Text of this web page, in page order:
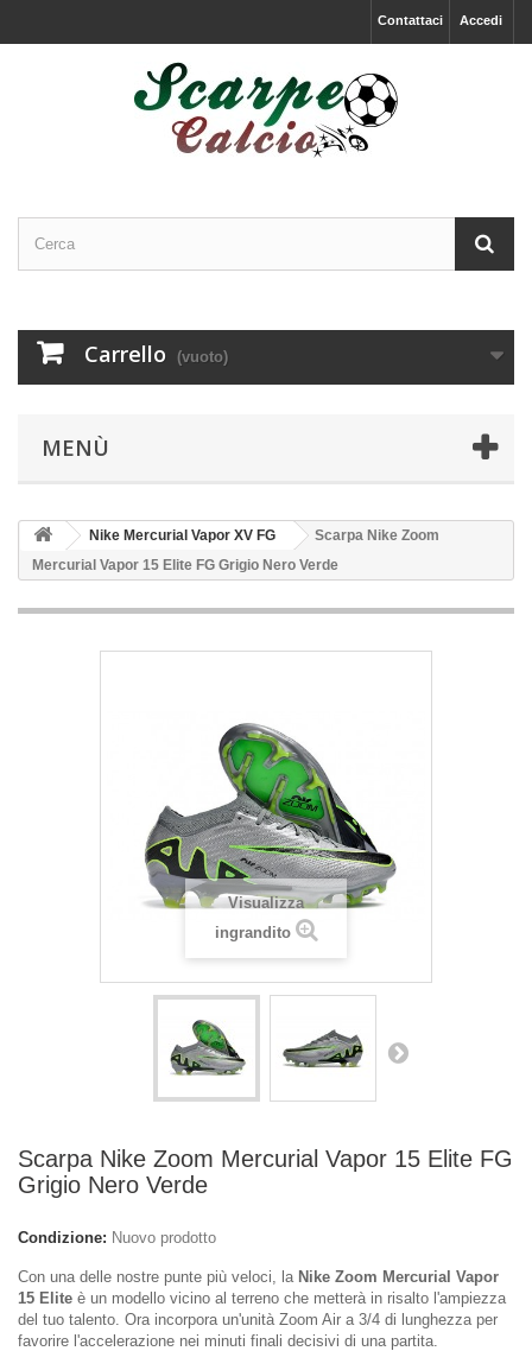
Accedi
Contattaci
Carrello (vuoto)
MENÙ
Nike Mercurial Vapor XV FG
Scarpa Nike Zoom
Mercurial Vapor 15 Elite FG Grigio Nero Verde
Visualizza
ingrandito
Scarpa Nike Zoom Mercurial Vapor 15 Elite FG
Grigio Nero Verde
Condizione: Nuovo prodotto
Con una delle nostre punte più veloci, laNike Zoom Mercurial Vapor
15 Elite è un modello vicino al terreno che metterà in risalto l'ampiezza
del tuo talento. Ora incorpora un'unità Zoom Air a 3/4 di lunghezza per
favorire l'accelerazione nei minuti finali decisivi di una partita.